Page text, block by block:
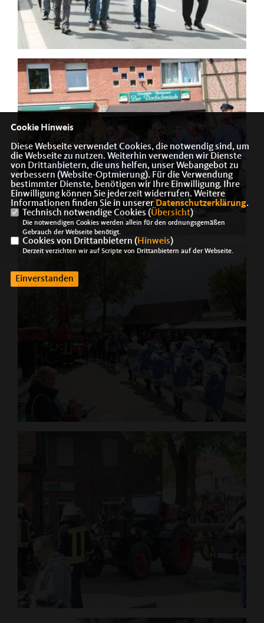
Cookie Hinweis
Diese Webseite verwendet Cookies, die notwendig sind, um
die Webseite zu nutzen. Weiterhin verwenden wir Dienste
von Drittanbietern, die uns helfen, unser Webangebot zu
verbessern (Website-Optmierung). Für die Verwendung
bestimmter Dienste, benötigen wir Ihre Einwilligung. Ihre
Einwilligung können Sie jederzeit widerrufen. Weitere
Informationen finden Sie in unserer Datenschutzerklärung.
Technisch notwendige Cookies (Übersicht)
Die notwendigen Cookies werden allein für den ordnungsgemäßen
Gebrauch der Webseite benötigt.
Cookies von Drittanbietern ( Hinweis)
Derzeit verzichten wir auf Scripte von Drittanbietern auf der Webseite.
Einverstanden